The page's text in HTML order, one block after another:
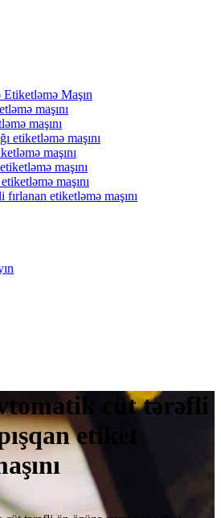
Maşın
maşını
maşını
etiketləmə maşını
maşını
maşını
maşını
etiketləmə maşını
cüt tərəfli
etiket